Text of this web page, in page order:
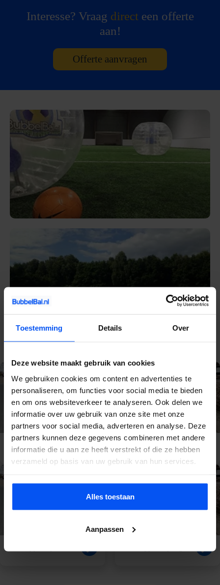
Toestemming Details Over
Deze website maakt gebruik van cookies
We gebruiken cookies om content en advertenties te
personaliseren, om functies voor social media te bieden
en om ons websiteverkeer te analyseren. Ook delen we
informatie over uw gebruik van onze site met onze
partners voor social media, adverteren en analyse. Deze
partners kunnen deze gegevens combineren met andere
informatie die u aan ze heeft verstrekt of die ze hebben
verzameld op basis van uw gebruik van hun services.
Alles toestaan
Aanpassen
Interesse? Vraag directeen offerte
aan!
Offerte aanvragen
E-Chopper
Gelderland
E-Chopper Veluwe